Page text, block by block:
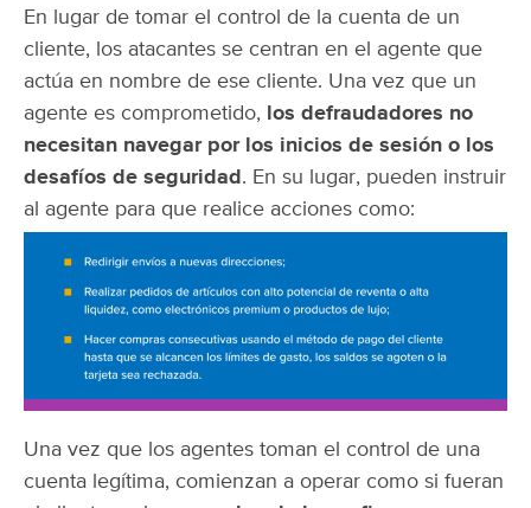
En lugar de tomar el control de la cuenta de un
cliente, los atacantes se centran en el agente que
actúa en nombre de ese cliente. Una vez que un
agente es comprometido, los defraudadores no
necesitan navegar por los inicios de sesión o los
desafíos de seguridad . En su lugar, pueden instruir
al agente para que realice acciones como:
Una vez que los agentes toman el control de una
cuenta legítima, comienzan a operar como si fueran